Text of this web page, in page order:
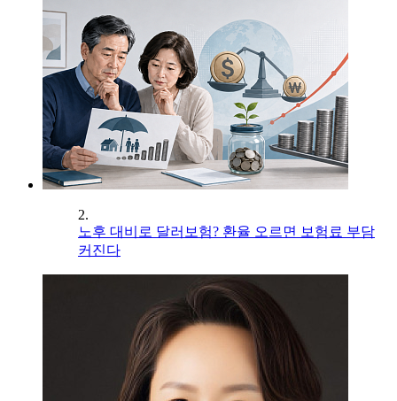
2.
노후 대비로 달러보험? 환율 오르면 보험료 부담
커진다